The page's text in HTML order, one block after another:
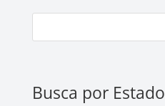
Busca por Estado